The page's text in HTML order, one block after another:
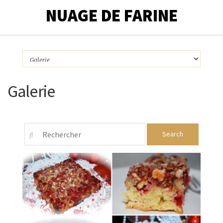
NUAGE DE FARINE
Galerie
Gâteau aux cranberries
d’après une recette trouvée chez «Papilles et Pupilles»
C'est un gâteau assez original du fait de l’utilisation de
cranberries.... Très